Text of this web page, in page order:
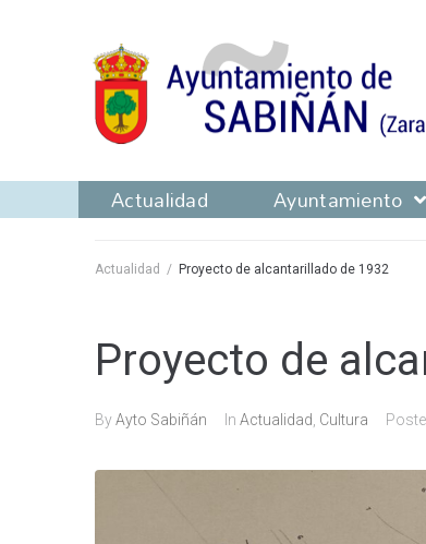
Actualidad Ayuntamiento
Actualidad / Proyecto de alcantarillado de 1932
Proyecto de
ByAyto Sabiñán In Actualidad Cultura